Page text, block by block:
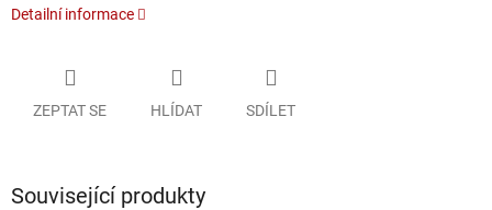
Detailní informace
ZEPTAT SE HLÍDAT SDÍLET
Související produkty